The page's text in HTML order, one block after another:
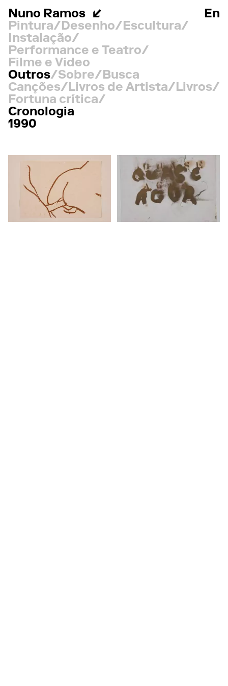
Nuno Ramos
En
Pintura
Desenho
Escultura
Instalação
Performance e Teatro
Filme e Vídeo
Outros
Sobre
Busca
Canções
Livros de Artista
Livros
Fortuna crítica
Cronologia
1990